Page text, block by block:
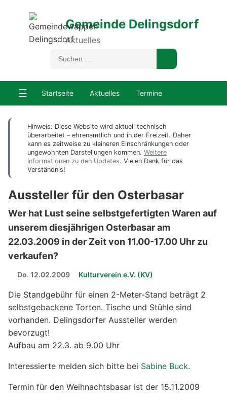
Gemeinde Delingsdorf
Aktuelles
☰ Startseite Aktuelles Termine
Hinweis: Diese Website wird aktuell technisch
überarbeitet – ehrenamtlich und in der Freizeit. Daher
kann es zeitweise zu kleineren Einschränkungen oder
ungewohnten Darstellungen kommen. Weitere
Informationen zu den Updates. Vielen Dank für das
Verständnis!
Aussteller für den Osterbasar
Wer hat Lust seine selbstgefertigten Waren auf
unserem diesjährigen Osterbasar am
22.03.2009 in der Zeit von 11.00-17.00 Uhr zu
verkaufen?
Do. 12.02.2009 Kulturverein e.V. (KV)
Die Standgebühr für einen 2-Meter-Stand beträgt 2
selbstgebackene Torten. Tische und Stühle sind
vorhanden. Delingsdorfer Aussteller werden
bevorzugt!
Aufbau am 22.3. ab 9.00 Uhr
Interessierte melden sich bitte bei Sabine Buck.
Termin für den Weihnachtsbasar ist der 15.11.2009